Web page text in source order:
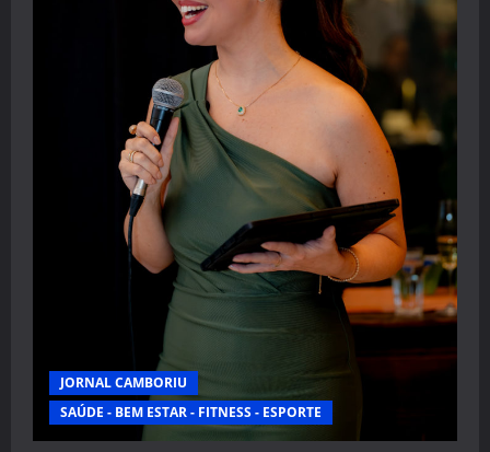
JORNAL CAMBORIU
SAÚDE - BEM ESTAR - FITNESS - ESPORTE